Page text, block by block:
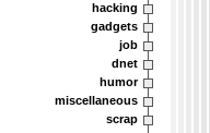
hacking
gadgets
job
dnet
humor
miscellaneous
scrap